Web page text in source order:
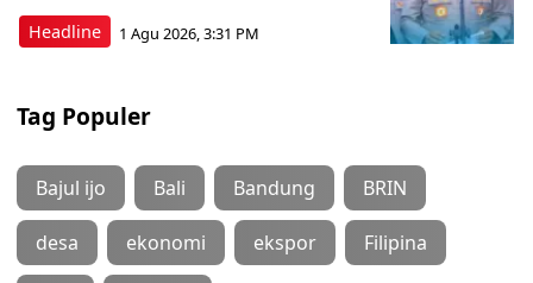
Headline 1 Agu 2026, 3:31 PM
Tag Populer
Bajul ijo Bali Bandung BRIN
desa ekonomi ekspor Filipina